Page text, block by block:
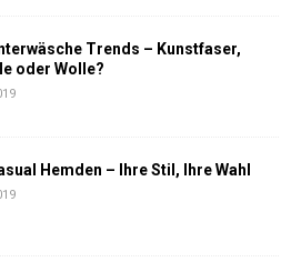
Trends – Kunstfaser,
oder Wolle?
Hemden – Ihre Stil, Ihre Wahl